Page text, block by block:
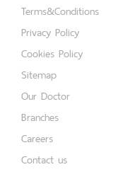
Terms&Conditions
Privacy Policy
Cookies Policy
Sitemap
Our Doctor
Branches
Careers
Contact us